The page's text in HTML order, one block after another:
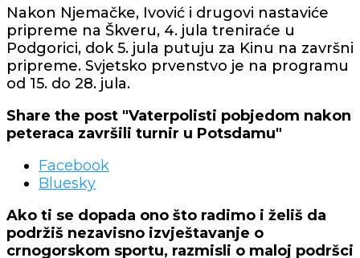
Nakon Njemačke, Ivović i drugovi nastaviće
pripreme na Škveru, 4. jula treniraće u
Podgorici, dok 5. jula putuju za Kinu na završni
pripreme. Svjetsko prvenstvo je na programu
od 15. do 28. jula.
Share the post "Vaterpolisti pobjedom nakon
peteraca završili turnir u Potsdamu"
Facebook
Bluesky
Ako ti se dopada ono što radimo i želiš da
podržiš nezavisno izvještavanje o
crnogorskom sportu, razmisli o maloj podršci